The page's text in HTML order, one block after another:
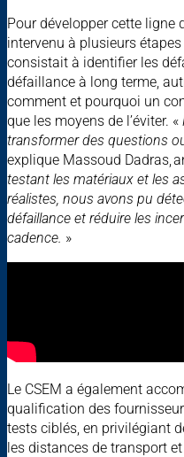
Pour développer cette ligne
intervenu à plusieurs
consistait à identifier les
défaillance à long terme,
comment et pourquoi un
que les moyens de l’éviter. «
transformer des questions
explique Massoud Dadras,
testant les matériaux et les
réalistes, nous avons pu
défaillance et réduire les
cadence. »
Le CSEM a également
qualification des
tests ciblés, en privilégiant
les distances de transport